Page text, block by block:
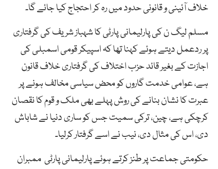
خلاف آئینی و قانونی حدود میں رہ کر احتجاج کیا جائے گا۔
مسلم لیگ ن کی پارلیمانی پارٹی کا شہباز شریف کی گرفتاری
پر ردعمل دیتے ہوئے کہنا تھا کہ اسپیکر قومی اسمبلی کی
اجازت کے بغیر قائد حزب اختلاف کی گرفتاری خلاف قانون
ہے، عوامی خدمت گاروں کو محض سیاسی مخالف ہونے پر
عبرت کا نشان بنانے کی روش پہلے بھی ملک و قوم کا نقصان
کرچکی ہے، چین، ترکی سمیت جس کو ساری دنیا نے شاباش
دی، اس کی مثال دی، نیب نے اسے گرفتار کرلیا۔
حکومتی جماعت پر طنز کرتے ہوئے پارلیمانی پارٹی ممبران